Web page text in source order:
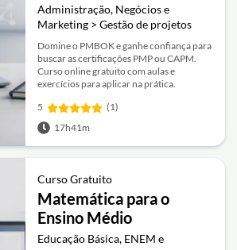
Administração, Negócios e
Marketing > Gestão de projetos
Domine o PMBOK e ganhe confiança para
buscar as certificações PMP ou CAPM.
Curso online gratuito com aulas e
exercícios para aplicar na prática.
5
(1)
17h41m
Curso Gratuito
Matemática para o
Ensino Médio
Educação Básica, ENEM e